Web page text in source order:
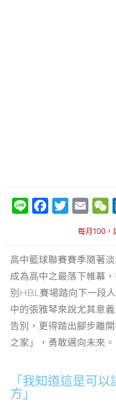
Li F
e
b
o
o
k
T
itt
er
E
ai
l
每月100，
高中籃球聯賽賽季隨著
成為高中之最落下帷幕
別HBL賽場踏向下一段
中的張雅琴來說尤其意
告別，更得踏出腳步離
之家」，勇敢邁向未來。
「我知道這是可
方」